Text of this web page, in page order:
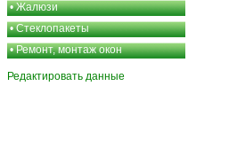
•Жалюзи
•Стеклопакеты
•Ремонт, монтаж окон
Редактировать данные